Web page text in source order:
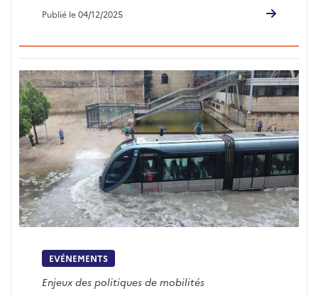
Publié le 04/12/2025
EVÉNEMENTS
Enjeux des politiques de mobilités